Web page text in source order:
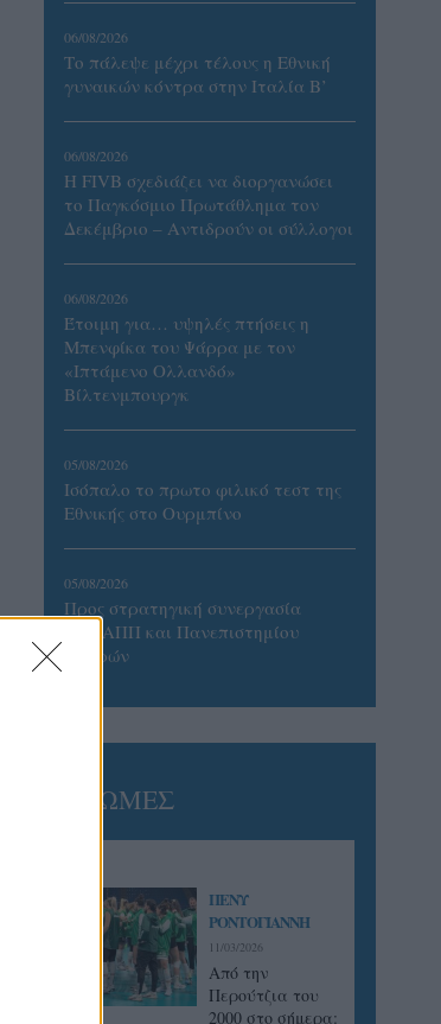
06/08/2026
Το πάλεψε μέχρι τέλους η Εθνική
γυναικών κόντρα στην Ιταλία Β’
06/08/2026
Η FIVB σχεδιάζει να διοργανώσει
το Παγκόσμιο Πρωτάθλημα τον
Δεκέμβριο – Αντιδρούν οι σύλλογοι
06/08/2026
Έτοιμη για… υψηλές πτήσεις η
Μπενφίκα του Ψάρρα με τον
«Ιπτάμενο Ολλανδό»
Βίλτενμπουργκ
05/08/2026
Ισόπαλο το πρωτο φιλικό τεστ της
Εθνικής στο Ουρμπίνο
05/08/2026
Προς στρατηγική συνεργασία
ΠΑΣΑΠΠ και Πανεπιστημίου
Πατρών
ΓΝΩΜΕΣ
ΠΕΝΥ
ΡΟΝΤΟΓΙΑΝΝΗ
11/03/2026
Από την
Περούτζια του
2000 στο σήμερα: